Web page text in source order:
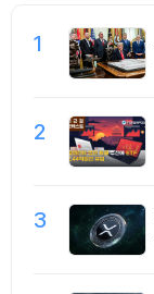
1
2
3